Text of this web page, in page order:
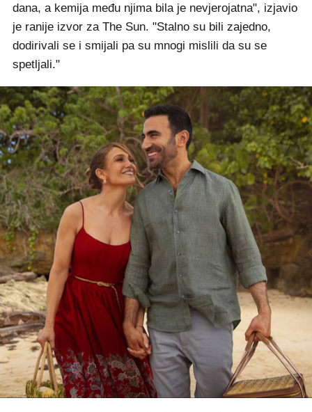
dana, a kemija među njima bila je nevjerojatna", izjavio
je ranije izvor za The Sun. "Stalno su bili zajedno,
dodirivali se i smijali pa su mnogi mislili da su se
spetljali."